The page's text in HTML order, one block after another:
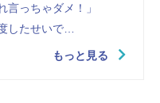
っちゃダメ！」
したせいで…
もっと見る